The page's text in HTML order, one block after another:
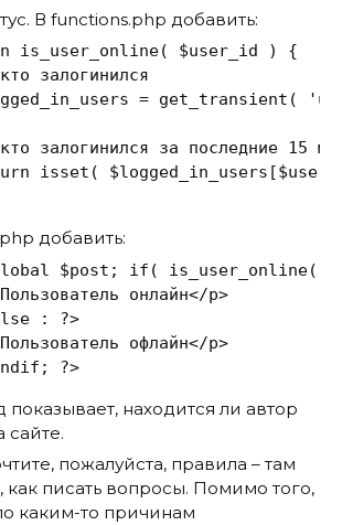
В functions.php добавить:
is_user_online( $user_id ) {
залогинился
= get_transient(
залогинился за последние 15
isset(
добавить:
$post; if( is_user_online(
онлайн</p>
: ?>
офлайн</p>
показывает, находится ли автор
сайте.
пожалуйста, правила – там
как писать вопросы. Помимо того,
каким-то причинам